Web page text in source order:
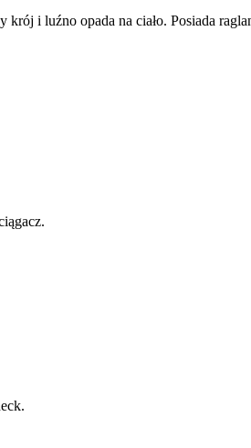
i luźno opada na ciało. Posiada